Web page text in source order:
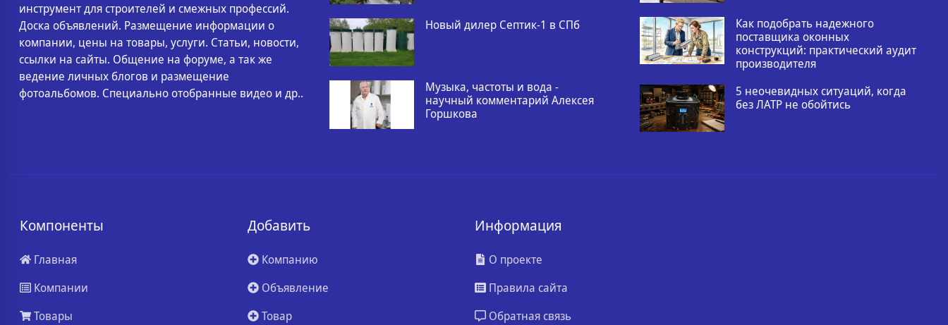
инструмент для строителей и смежных профессий.
Доска объявлений. Размещение информации о
компании, цены на товары, услуги. Статьи, новости,
ссылки на сайты. Общение на форуме, а так же
ведение личных блогов и размещение
фотоальбомов. Специально отобранные видео и др..
Новый дилер Септик-1 в СПб
Музыка, частоты и вода -
научный комментарий Алексея
Горшкова
Как подобрать надежного
поставщика оконных
конструкций: практический аудит
производителя
5 неочевидных ситуаций, когда
без ЛАТР не обойтись
Компоненты
Главная
Компании
Товары
Добавить
Компанию
Объявление
Товар
Информация
О проекте
Правила сайта
Обратная связь